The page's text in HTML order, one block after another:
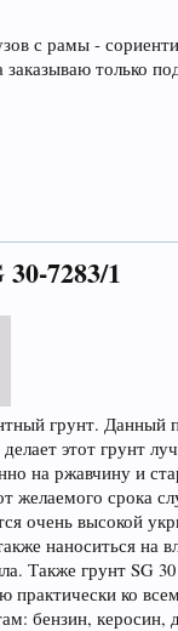
с рамы -
заказываю только
7283/1
грунт. Данный
делает этот грунт
на ржавчину и
желаемого срока
очень высокой
наноситься на
Также грунт SG
практически ко
бензин, керосин,